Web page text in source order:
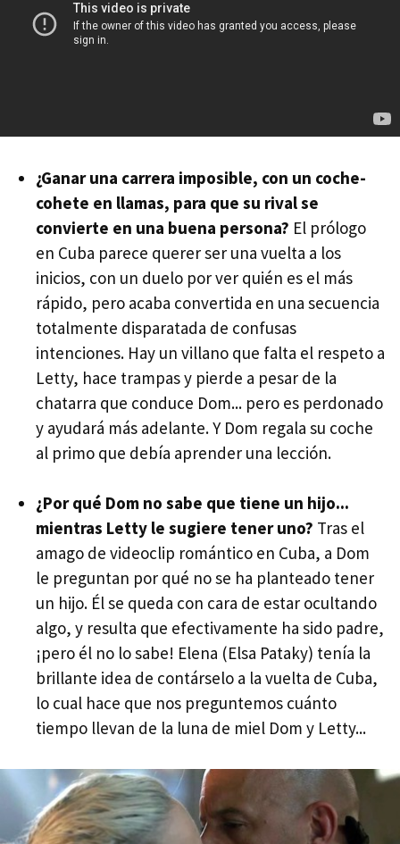
¿Ganar una carrera imposible, con un coche-
cohete en llamas, para que su rival se
convierte en una buena persona? El prólogo
en Cuba parece querer ser una vuelta a los
inicios, con un duelo por ver quién es el más
rápido, pero acaba convertida en una secuencia
totalmente disparatada de confusas
intenciones. Hay un villano que falta el respeto a
Letty, hace trampas y pierde a pesar de la
chatarra que conduce Dom... pero es perdonado
y ayudará más adelante. Y Dom regala su coche
al primo que debía aprender una lección.
¿Por qué Dom no sabe que tiene un hijo...
mientras Letty le sugiere tener uno? Tras el
amago de videoclip romántico en Cuba, a Dom
le preguntan por qué no se ha planteado tener
un hijo. Él se queda con cara de estar ocultando
algo, y resulta que efectivamente ha sido padre,
¡pero él no lo sabe! Elena (Elsa Pataky) tenía la
brillante idea de contárselo a la vuelta de Cuba,
lo cual hace que nos preguntemos cuánto
tiempo llevan de la luna de miel Dom y Letty...